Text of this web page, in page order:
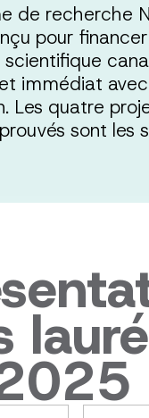
de recherche
pour
immédiat
Les quatre
sont les